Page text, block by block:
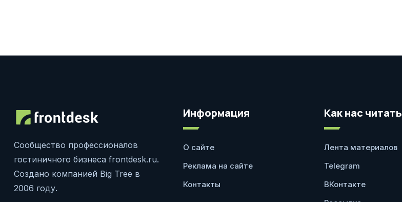
Сообщество профессионалов
гостиничного бизнеса frontdesk.ru.
Создано компанией Big Tree в
2006 году.
Информация
О сайте
Реклама на сайте
Контакты
Как нас читать
Лента материалов
Telegram
ВКонтакте